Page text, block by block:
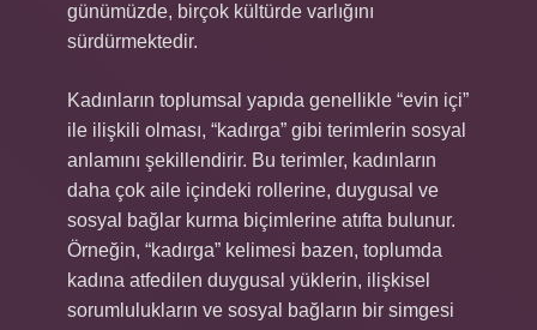
günümüzde, birçok kültürde varlığını
sürdürmektedir.
Kadınların toplumsal yapıda genellikle “evin içi”
ile ilişkili olması, “kadırga” gibi terimlerin sosyal
anlamını şekillendirir. Bu terimler, kadınların
daha çok aile içindeki rollerine, duygusal ve
sosyal bağlar kurma biçimlerine atıfta bulunur.
Örneğin, “kadırga” kelimesi bazen, toplumda
kadına atfedilen duygusal yüklerin, ilişkisel
sorumlulukların ve sosyal bağların bir simgesi